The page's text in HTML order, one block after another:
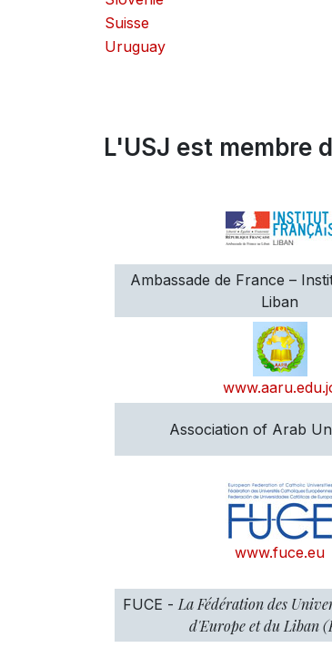
Suisse
Uruguay
L'USJ est membre
Ambassade de France –
Liban
Association of Arab
www.fuce.eu
FUCE - La Fédération des
d'Europe et du Liban